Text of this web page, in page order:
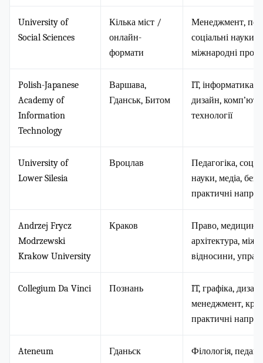
University of
Social Sciences
Кілька міст /
онлайн-
формати
Менеджмент,
соціальні науки,
міжнародні
Polish-Japanese
Academy of
Information
Technology
Варшава,
Гданськ, Битом
IT, інформатика,
дизайн,
технології
University of
Lower Silesia
Вроцлав
Педагогіка,
науки, медіа,
практичні
Andrzej Frycz
Modrzewski
Krakow University
Краков
Право, медицина,
архітектура,
відносини,
Collegium Da Vinci Познань
IT, графіка,
менеджмент,
практичні
Ateneum
Гданьск
Філологія,